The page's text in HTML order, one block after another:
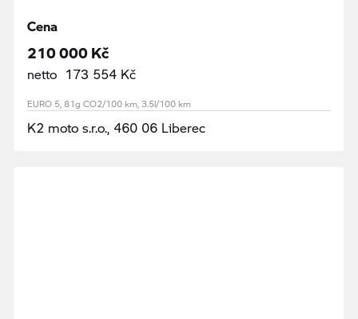
Cena
210 000 Kč
netto 173 554 Kč
EURO 5, 81g CO2/100 km, 3.5l/100 km
K2 moto s.r.o., 460 06 Liberec